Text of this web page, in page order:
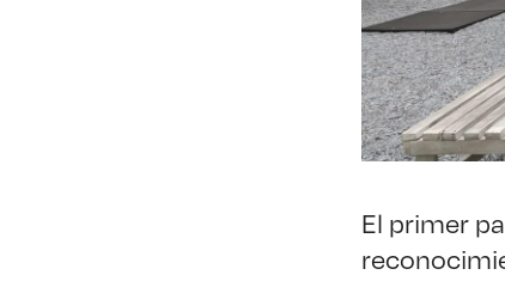
El primer